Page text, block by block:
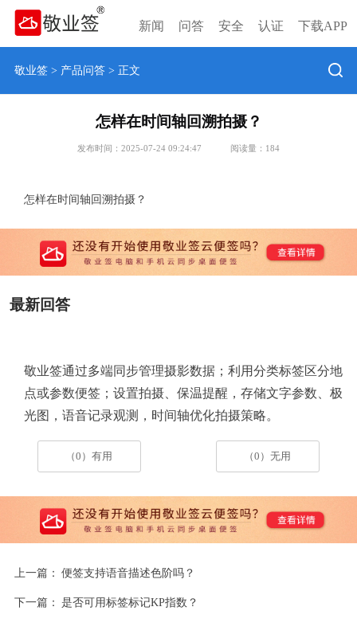
新闻 问答 安全 认证 下载APP
敬业签> 产品问答> 正文
怎样在时间轴回溯拍摄？
发布时间：2025-07-24 09:24:47 阅读量： 184
怎样在时间轴回溯拍摄？
最新回答
敬业签通过多端同步管理摄影数据；利用分类标签区分地
点或参数便签；设置拍摄、保温提醒，存储文字参数、极
光图，语音记录观测，时间轴优化拍摄策略。
（0）有用 （0）无用
上一篇： 便签支持语音描述色阶吗？
下一篇： 是否可用标签标记KP指数？